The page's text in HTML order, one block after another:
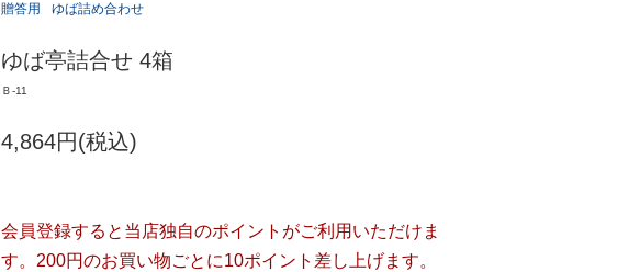
贈答用 ゆば詰め合わせ
ゆば亭詰合せ 4箱
Ｂ-11
4,864円(税込)
会員登録すると当店独自のポイントがご利用いただけま
す。200円のお買い物ごとに10ポイント差し上げます。